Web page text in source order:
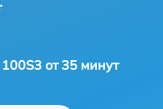
от 35 минут